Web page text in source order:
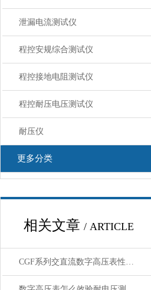
泄漏电流测试仪
程控安规综合测试仪
程控接地电阻测试仪
程控耐压电压测试仪
耐压仪
更多分类
相关文章 / ARTICLE
CGF系列交直流数字高压表性能特点